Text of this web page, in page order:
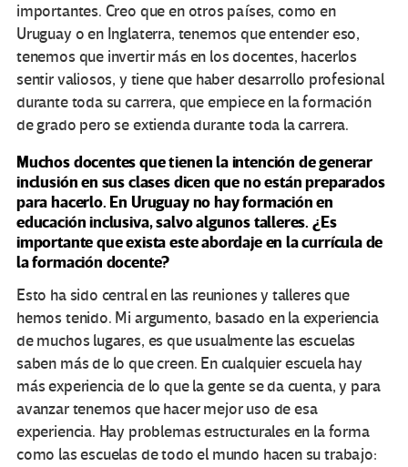
importantes. Creo que en otros países, como en
Uruguay o en Inglaterra, tenemos que entender eso,
tenemos que invertir más en los docentes, hacerlos
sentir valiosos, y tiene que haber desarrollo profesional
durante toda su carrera, que empiece en la formación
de grado pero se extienda durante toda la carrera.
Muchos docentes que tienen la intención de generar
inclusión en sus clases dicen que no están preparados
para hacerlo. En Uruguay no hay formación en
educación inclusiva, salvo algunos talleres. ¿Es
importante que exista este abordaje en la currícula de
la formación docente?
Esto ha sido central en las reuniones y talleres que
hemos tenido. Mi argumento, basado en la experiencia
de muchos lugares, es que usualmente las escuelas
saben más de lo que creen. En cualquier escuela hay
más experiencia de lo que la gente se da cuenta, y para
avanzar tenemos que hacer mejor uso de esa
experiencia. Hay problemas estructurales en la forma
como las escuelas de todo el mundo hacen su trabajo: